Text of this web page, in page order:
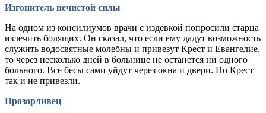
Изгонитель нечистой силы
На одном из консилиумов врачи с издевкой попросили старца
излечить болящих. Он сказал, что если ему дадут возможность
служить водосвятные молебны и привезут Крест и Евангелие,
то через несколько дней в больнице не останется ни одного
больного. Все бесы сами уйдут через окна и двери. Но Крест
так и не привезли.
Прозорливец